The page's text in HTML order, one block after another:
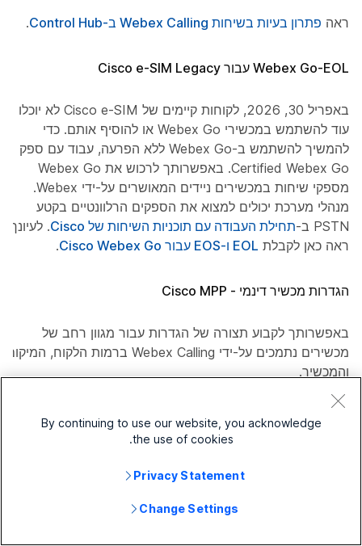
ראה פתרון בעיות בשיחות Webex Calling ב-Control Hub .
Webex Go-EOL עבור Cisco e-SIM Legacy
באפריל 30, 2026, לקוחות קיימים של Cisco e-SIM לא יוכלו
עוד להשתמש במכשירי Webex Go או להוסיף אותם. כדי
להמשיך להשתמש ב-Webex Go ללא הפרעה, עבוד עם ספק
Certified Webex Go. באפשרותך לרכוש את Webex Go
מספקי שיחות במכשירים ניידים המאושרים על-ידי Webex.
מנהלי מערכת יכולים למצוא את הספקים הרלוונטיים בקטע
PSTN ב-
תחילת העבודה עם תוכניות השיחות של Cisco
. לעיונך,
ראה כאן לקבלת EOL ו-EOS עבור Cisco Webex Go .
הגדרות מכשיר דינמי - Cisco MPP
באפשרותך לקבוע תצורה של הגדרות עבור מגוון רחב של
מכשירים נתמכים על-ידי Webex Calling ברמות הלקוח, המיקום
והמכשיר.
שיחות חירום: E911 מפת Wiremap
חירום משופרות בהתאם לחוק קארי ולחוק ריי באום.
By continuing to use our website, you acknowledge
the use of cookies.
Privacy Statement
Change Settings